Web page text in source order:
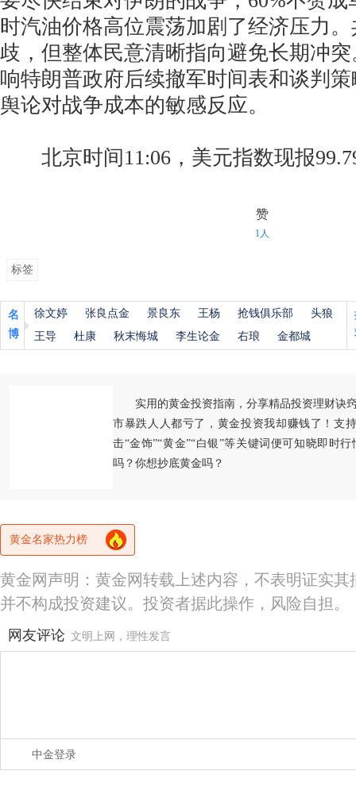
时汽油价格高位震荡加剧了经济压力
歧，但整体民意清晰指向避免长期冲
响特朗普政府后续撤军时间表和谈判
舆论对战争成本的敏感反应。
北京时间11:06，美元指数现报
赞
1人
标签
名
博
徐文婷 张良点金 景良东 王杨 抢钱俱乐部
头狼
王导
杜康 秋末悔城 李生论金 右琅 金都城
实用的黄金投资指南，分享精品投资理财诀
市暴跌人人都亏了，黄金投资我却赚钱了！支
击“金饰”“黄金”“白银”等关键词便可知晓即时
吗？你想抄底黄金吗？
黄金名家热力榜
黄金网声明：黄金网转载上述内容，不表明证实
并不构成投资建议。投资者据此操作，风险自担。
网友评论 文明上网，理性发言
中金登录